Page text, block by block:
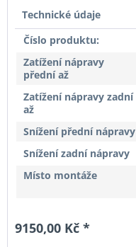
Technické údaje
Číslo produktu:
Zatížení nápravy
přední až
Zatížení nápravy zadní
až
Snížení přední nápravy
Snížení zadní nápravy
Místo montáže
9150,00 Kč *